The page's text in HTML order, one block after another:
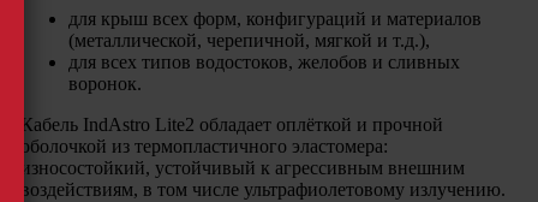
для крыш всех форм, конфигураций и материалов
(металлической, черепичной, мягкой и т.д.),
для всех типов водостоков, желобов и сливных
воронок.
Кабель IndAstro Lite2 обладает оплёткой и прочной
оболочкой из термопластичного эластомера:
износостойкий, устойчивый к агрессивным внешним
воздействиям, в том числе ультрафиолетовому излучению.